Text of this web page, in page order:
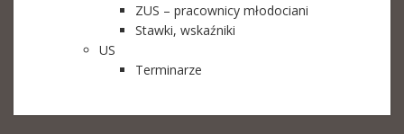
ZUS – pracownicy młodociani
Stawki, wskaźniki
US
Terminarze